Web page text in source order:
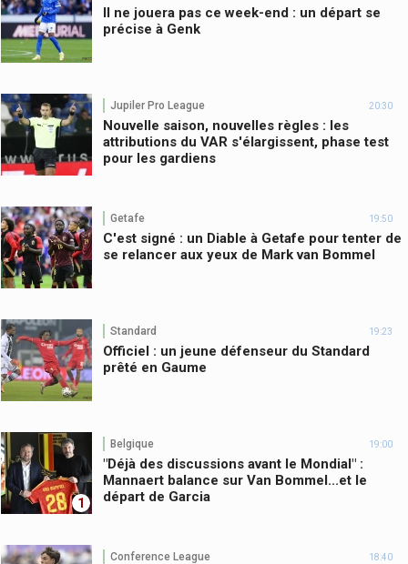
Il ne jouera pas ce week-end : un départ se
précise à Genk
Jupiler Pro League 20:30
Nouvelle saison, nouvelles règles : les
attributions du VAR s'élargissent, phase test
pour les gardiens
Getafe 19:50
C'est signé : un Diable à Getafe pour tenter de
se relancer aux yeux de Mark van Bommel
Standard 19:23
Officiel : un jeune défenseur du Standard
prêté en Gaume
1
Belgique 19:00
"Déjà des discussions avant le Mondial" :
Mannaert balance sur Van Bommel...et le
départ de Garcia
Conference League 18:40